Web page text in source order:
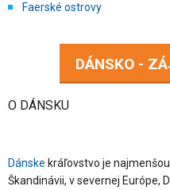
Faerské ostrovy
DÁNSKO -
O DÁNSKU
Dánske kráľovstvo je
Škandinávii, v severnej Európe,